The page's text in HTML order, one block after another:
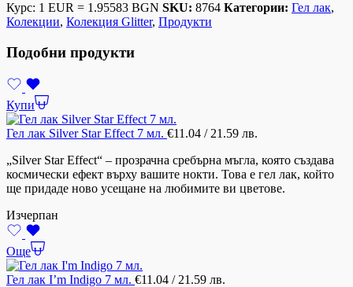
Курс: 1 EUR = 1.95583 BGN SKU: 8764 Категории: Гел лак,
Колекции, Колекция Glitter, Продукти
Подобни продукти
Купи
Гел лак Silver Star Effect 7 мл. €11.04 / 21.59 лв.
„Silver Star Effect“ – прозрачна сребърна мъгла, която създава
космически ефект върху вашите нокти. Това е гел лак, който
ще придаде ново усещане на любимите ви цветове.
Изчерпан
Още
Гел лак I’m Indigo 7 мл. €11.04 / 21.59 лв.